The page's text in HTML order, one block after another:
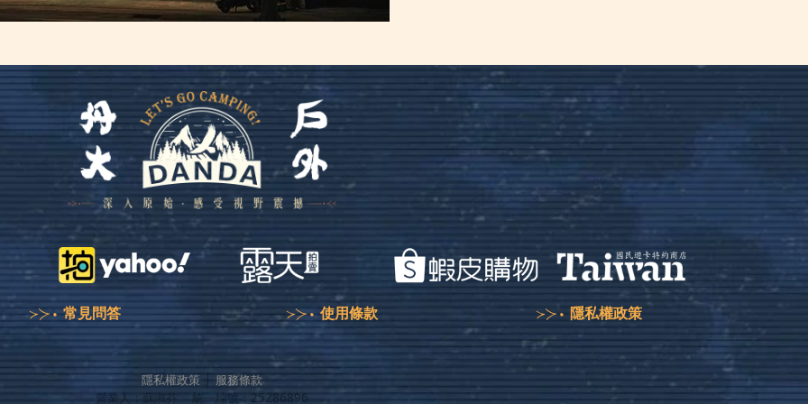
常見問答 使用條款 隱私權政策
隱私權政策
服務條款
營業人： 蘇淑芬 統一編號： 25286896